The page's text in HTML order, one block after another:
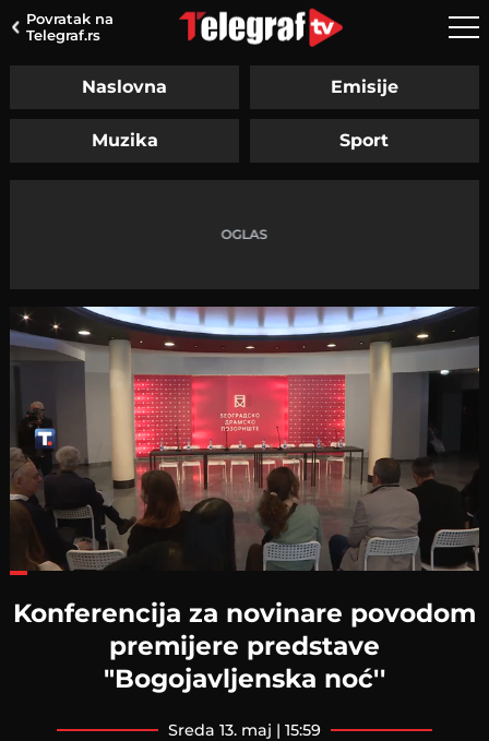
Povratak na
Telegraf.rs
Naslovna Emisije
Muzika Sport
Konferencija za novinare povodom
premijere predstave
"Bogojavljenska noć''
sreda 13. maj | 15:59